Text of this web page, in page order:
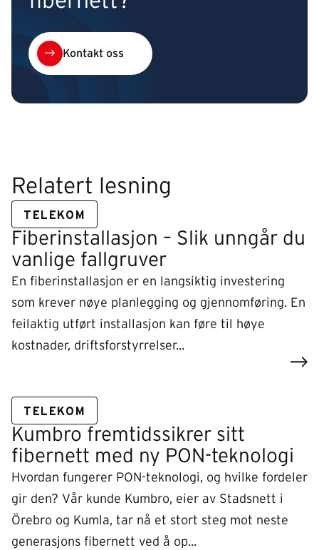
Kontakt oss
Relatert lesning
TELEKOM
Fiberinstallasjon – Slik unngår du
vanlige fallgruver
En fiberinstallasjon er en langsiktig investering
som krever nøye planlegging og gjennomføring. En
feilaktig utført installasjon kan føre til høye
kostnader, driftsforstyrrelser...
TELEKOM
Kumbro fremtidssikrer sitt
fibernett med ny PON-teknologi
Hvordan fungerer PON-teknologi, og hvilke fordeler
gir den? Vår kunde Kumbro, eier av Stadsnett i
Örebro og Kumla, tar nå et stort steg mot neste
generasjons fibernett ved å op...